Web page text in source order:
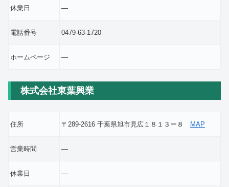
休業日 ―
電話番号 0479-63-1720
ホームページ ―
株式会社東葉興業
住所 〒289-2616 千葉県旭市見広１８１３ー８ MAP
営業時間 ―
休業日 ―